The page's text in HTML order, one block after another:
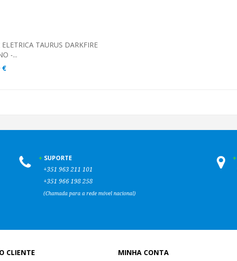
ELETRICA TAURUS DARKFIRE
-...
€
SUPORTE
+351 963 211 101
+351 966 198 258
(Chamada para a rede móvel nacional)
CLIENTE MINHA CONTA